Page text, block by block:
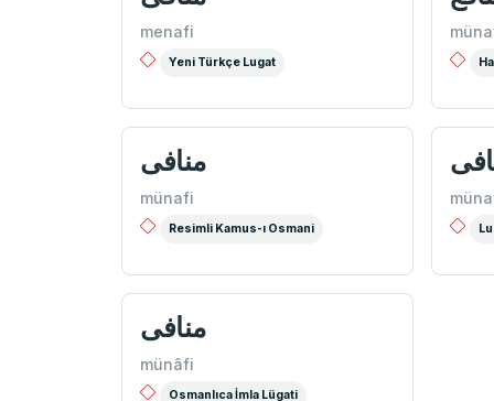
menafi
Yeni Türkçe Lugat
منافی
münafi
Resimli Kamus-ı Osmani
منافی
münâfi
Osmanlıca İmla Lügati